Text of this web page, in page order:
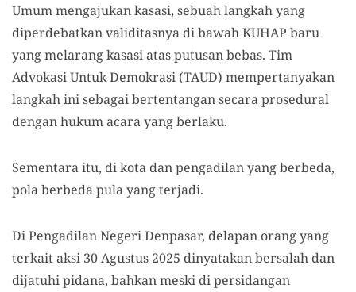
Umum mengajukan kasasi, sebuah langkah yang
diperdebatkan validitasnya di bawah KUHAP baru
yang melarang kasasi atas putusan bebas. Tim
Advokasi Untuk Demokrasi (TAUD) mempertanyakan
langkah ini sebagai bertentangan secara prosedural
dengan hukum acara yang berlaku.
Sementara itu, di kota dan pengadilan yang berbeda,
pola berbeda pula yang terjadi.
Di Pengadilan Negeri Denpasar, delapan orang yang
terkait aksi 30 Agustus 2025 dinyatakan bersalah dan
dijatuhi pidana, bahkan meski di persidangan